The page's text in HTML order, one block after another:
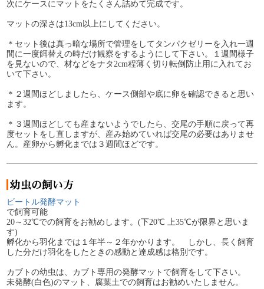
次にケースにマットをたくさん詰めて完成です。
マットの深さは13cm以上にしてください。
＊セット後は真っ暗な場所で管理をしてタンパクゼリーを入れ一週
間に一度餌替えの時だけ観察をするようにして下さい。１週間様子
を見ないので、材などをナタ2cm程薄く切り転倒防止用に入れてお
いて下さい。
＊２週間ほどしましたら、ケース側部や底に卵を確認できると思い
ます。
＊３週間ほどしても産まないようでしたら、交尾の手順に戻って再
度セットをし直しますが、産み始めていれば交尾の必要はありませ
ん。産卵から孵化までは３週間ほどです。
ビートル発酵マット
で飼育可能
20～32℃での飼育をお勧めします。(下20℃ 上35℃が限界と思いま
す)
孵化から羽化までは１年半～２年かかります。 しかし、長く飼育
した分だけ羽化をしたときの感動と達成感は格別です。
カブトの幼虫は、カブト専用の発酵マットで飼育をして下さい。
未発酵(白色)のマット、腐葉土での飼育はお勧めいたしません。